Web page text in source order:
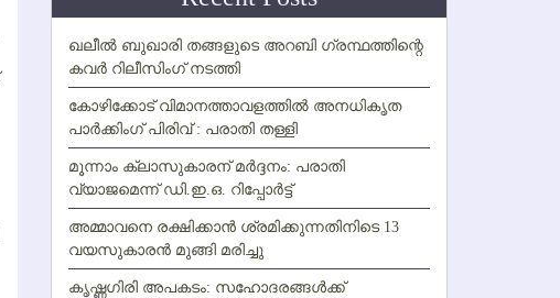
ഖലീല്‍ ബുഖാരി തങ്ങളുടെ അറബി ഗ്രന്ഥത്തിന്റെ
കവര്‍ റിലീസിംഗ് നടത്തി
കോഴിക്കോട് വിമാനത്താവളത്തില്‍ അനധികൃത
പാര്‍ക്കിംഗ് പിരിവ് : പരാതി തള്ളി
മൂന്നാം ക്ലാസുകാരന് മര്‍ദ്ദനം: പരാതി
വ്യാജമെന്ന് ഡി.ഇ.ഒ. റിപ്പോര്‍ട്ട്
അമ്മാവനെ രക്ഷിക്കാന്‍ ശ്രമിക്കുന്നതിനിടെ 13
വയസുകാരന്‍ മുങ്ങി മരിച്ചു
കൃഷ്ണഗിരി അപകടം: സഹോദരങ്ങള്‍ക്ക്